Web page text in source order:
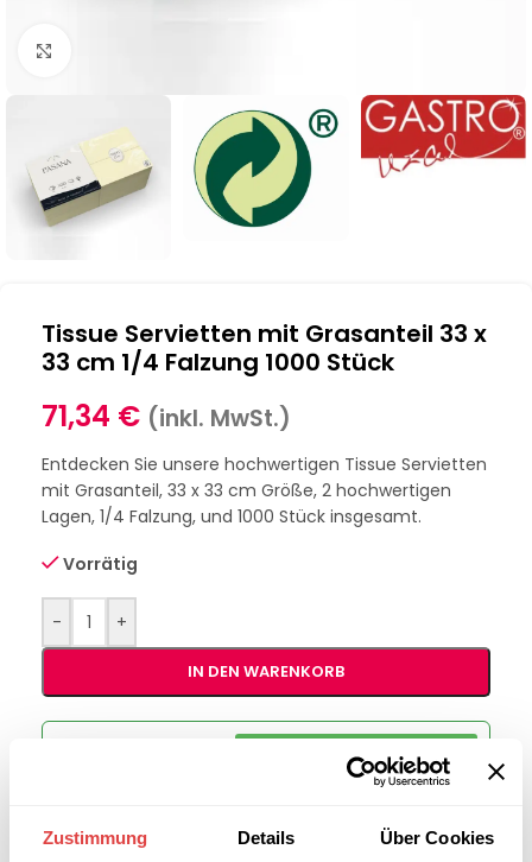
Zustimmung Details Über Cookies
Tissue Servietten mit Grasanteil 33 x
33 cm 1/4 Falzung 1000 Stück
71,34 € (inkl. MwSt.)
Entdecken Sie unsere hochwertigen Tissue Servietten
mit Grasanteil, 33 x 33 cm Größe, 2 hochwertigen
Lagen, 1/4 Falzung, und 1000 Stück insgesamt.
Vorrätig
- +
IN DEN WARENKORB
B2B-Angebot
anfordern